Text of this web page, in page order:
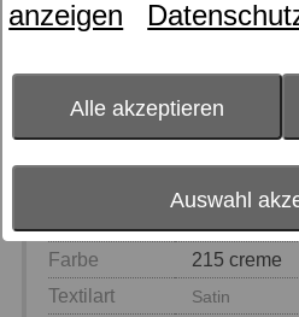
anzeigen
Alle akzeptieren
Auswahl
Farbe
Textilart
Satin